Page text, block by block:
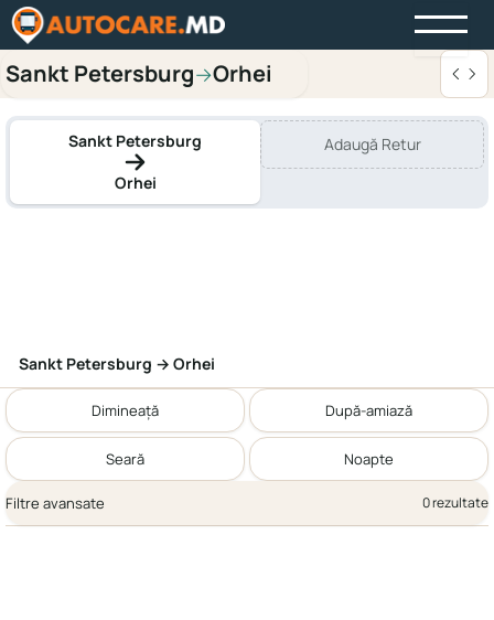
Sankt Petersburg→Orhei
Sankt Petersburg
Orhei
Adaugă Retur
Sankt Petersburg → Orhei
Dimineață După-amiază
Seară Noapte
Filtre avansate 0 rezultate